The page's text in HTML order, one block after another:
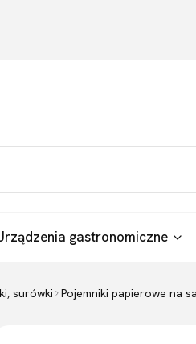
gastronomiczne
surówki Pojemniki papierowe na